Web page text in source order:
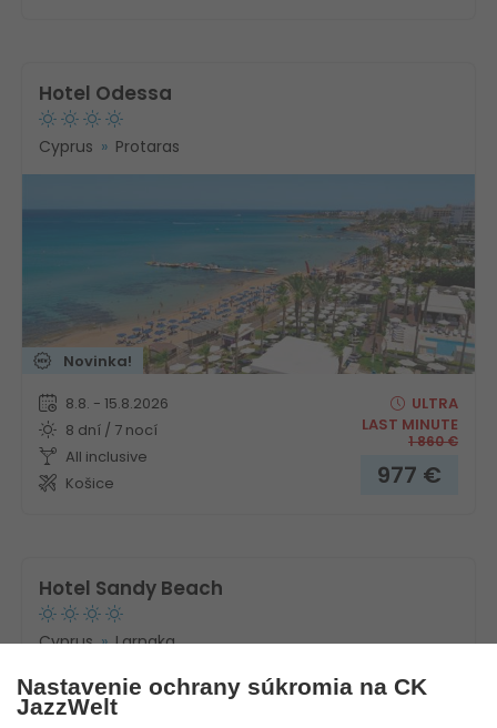
Hotel Odessa
Cyprus Protaras
Novinka!
8.8. - 15.8.2026
8 dní / 7 nocí
All inclusive
Košice
ULTRA
LAST MINUTE
1 860€
977 €
Hotel Sandy Beach
Cyprus Larnaka
Nastavenie ochrany súkromia na CK
JazzWelt